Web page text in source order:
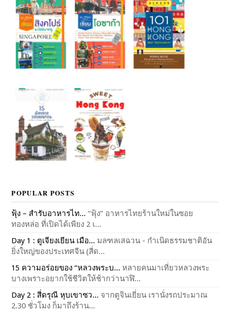
POPULAR POSTS
ฟุ้ง – สำรับอาหารไท... “ฟุ้ง” อาหารไทยร้านใหม่ในซอย
ทองหล่อ ที่เปิดได้เพียง 2 เ...
Day 1 : ตูเจียงเยียน เมือ... มลฑลเสฉวน - กำเนิดธรรมชาติอัน
ยิ่งใหญ่ของประเทศจีน (สี่ด...
15 ความอร่อยของ “หลวงพระบ... หลายคนมาเที่ยวหลวงพระ
บางเพราะอยากใช้ชีวิตให้ช้ากว่านาฬิ...
Day 2 : สี่ดรุณี หุบเขาซว... จากตูจินเยี่ยน เรานั่งรถประมาณ
2.30 ชั่วโมง ก็มาถึงร้าน...